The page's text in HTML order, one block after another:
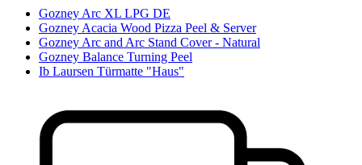
Gozney Arc XL LPG DE
Gozney Acacia Wood Pizza Peel & Server
Gozney Arc and Arc Stand Cover - Natural
Gozney Balance Turning Peel
Ib Laursen Türmatte "Haus"